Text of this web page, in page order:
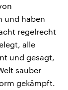
und haben
regelrecht
alle
und gesagt,
sauber
gekämpft.